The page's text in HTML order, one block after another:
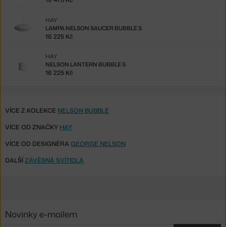
LAMPA NELSON SAUCER BUBBLE S
HAY
16 225 Kč
NELSON LANTERN BUBBLE S
HAY
16 225 Kč
VÍCE Z KOLEKCE NELSON BUBBLE
VÍCE OD ZNAČKY HAY
VÍCE OD DESIGNÉRA GEORGE NELSON
DALŠÍZÁVĚSNÁ SVÍTIDLA
Novinky e-mailem